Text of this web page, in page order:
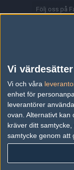
Vi
Vi och våra
enhet för
leverantörer
ovan. Alternativt kan
kräver ditt
samtycke genom att
Följ oss på
Annonsering
Copyright